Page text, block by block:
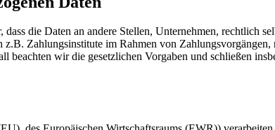
die Daten an andere Stellen, Unternehmen, rechtlich
Zahlungsinstitute im Rahmen von
wir die gesetzlichen Vorgaben und schließen